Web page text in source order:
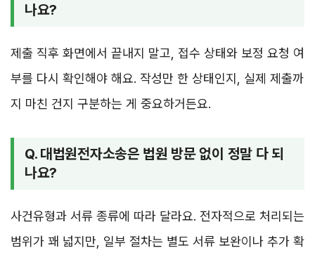
나요?
제출 직후 화면에서 끝내지 말고, 접수 상태와 보정 요청 여
부를 다시 확인해야 해요. 작성만 한 상태인지, 실제 제출까
지 마친 건지 구분하는 게 중요하거든요.
Q. 대법원전자소송은 법원 방문 없이 정말 다 되
나요?
사건유형과 서류 종류에 따라 달라요. 전자적으로 처리되는
범위가 꽤 넓지만, 일부 절차는 별도 서류 보완이나 추가 확